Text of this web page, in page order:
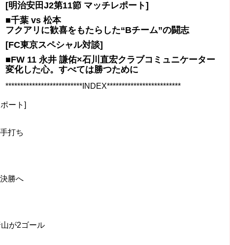
[明治安田J2第11節 マッチレポート]
■千葉 vs 松本
フクアリに歓喜をもたらした“Bチーム”の闘志
[FC東京スペシャル対談]
■FW 11 永井 謙佑×石川直宏クラブコミュニケーター
変化した心。すべては勝つために
**************************INDEX*************************
ート]
打ち
勝へ
が2ゴール